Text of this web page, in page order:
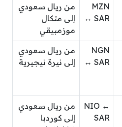
MZN
↔ SAR
من ريال سعودي
إلى متكال
موزمبيقي
NGN
↔ SAR
من ريال سعودي
إلى نيرة نيجيرية
NIO ↔
SAR
من ريال سعودي
إلى كوردبا